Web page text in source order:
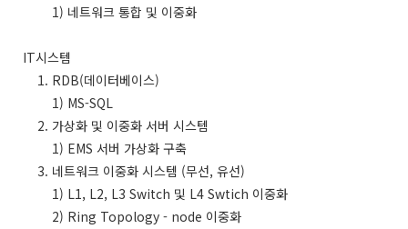
1) 네트워크 통합 및 이중화
IT시스템
1. RDB(데이터베이스)
1) MS-SQL
2. 가상화 및 이중화 서버 시스템
1) EMS 서버 가상화 구축
3. 네트워크 이중화 시스템 (무선, 유선)
1) L1, L2, L3 Switch 및 L4 Swtich 이중화
2) Ring Topology - node 이중화